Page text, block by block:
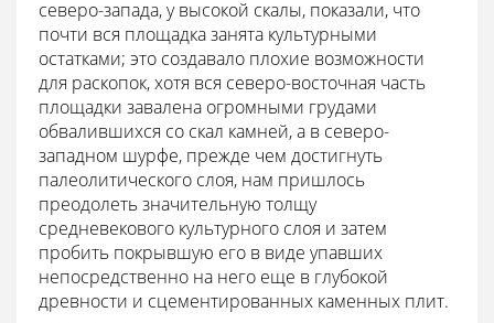
северо-запада, у высокой скалы, показали, что
почти вся площадка занята культурными
остатками; это создавало плохие возможности
для раскопок, хотя вся северо-восточная часть
площадки завалена огромными грудами
обвалившихся со скал камней, а в северо-
западном шурфе, прежде чем достигнуть
палеолитического слоя, нам пришлось
преодолеть значительную толщу
средневекового культурного слоя и затем
пробить покрывшую его в виде упавших
непосредственно на него еще в глубокой
древности и сцементированных каменных плит.